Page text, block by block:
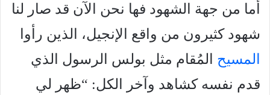
أما من جهة الشهود فها نحن الآن قد صار لنا
شهود كثيرون من واقع الإنجيل، الذين رأوا
المسيح المُقام مثل بولس الرسول الذي
قدم نفسه كشاهد وآخر الكل: “ظهر لي